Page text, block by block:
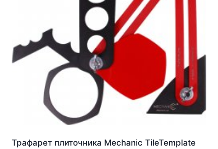
Трафарет плиточника Mechanic TileTemplate